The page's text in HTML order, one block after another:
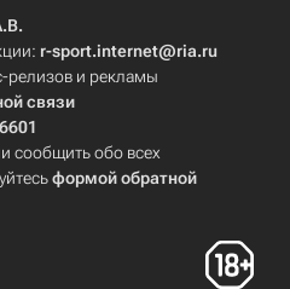
r-sport.internet@ria.ru
релизов и рекламы
связи
сообщить обо всех
формой обратной